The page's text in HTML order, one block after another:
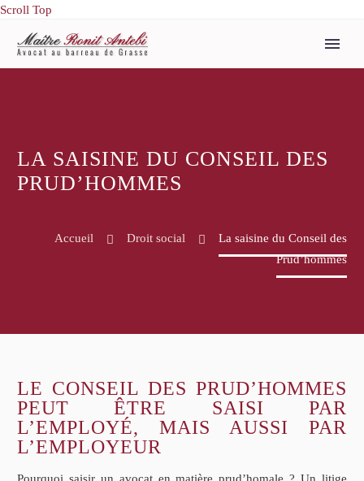
Scroll Top
LA SAISINE DU CONSEIL DES
PRUD’HOMMES
Accueil Droit social
La saisine du Conseil des
Prud’hommes
LE CONSEIL DES PRUD’HOMMES
PEUT ÊTRE SAISI PAR
L’EMPLOYÉ, MAIS AUSSI PAR
L’EMPLOYEUR